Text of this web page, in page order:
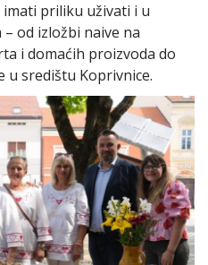
priliku uživati i u
od izložbi naive na
i domaćih proizvoda do
u središtu Koprivnice.